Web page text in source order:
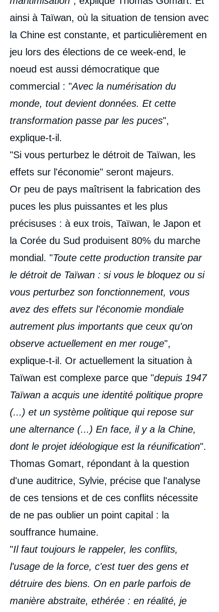
ainsi à Taïwan, où la situation de tension avec
la Chine est constante, et particulièrement en
jeu lors des élections de ce week-end, le
noeud est aussi démocratique que
commercial : "Avec la numérisation du
monde, tout devient données. Et cette
transformation passe par les puces",
explique-t-il.
"Si vous perturbez le détroit de Taïwan, les
effets sur l'économie" seront majeurs.
Or peu de pays maîtrisent la fabrication des
puces les plus puissantes et les plus
précisuses : à eux trois, Taïwan, le Japon et
la Corée du Sud produisent 80% du marche
mondial. "Toute cette production transite par
le détroit de Taïwan : si vous le bloquez ou si
vous perturbez son fonctionnement, vous
avez des effets sur l'économie mondiale
autrement plus importants que ceux qu'on
observe actuellement en mer rouge",
explique-t-il. Or actuellement la situation à
Taïwan est complexe parce que "depuis 1947
Taïwan a acquis une identité politique propre
(...) et un système politique qui repose sur
une alternance (...) En face, il y a la Chine,
dont le projet idéologique est la réunification".
Thomas Gomart, répondant à la question
d'une auditrice, Sylvie, précise que l'analyse
de ces tensions et de ces conflits nécessite
de ne pas oublier un point capital : la
souffrance humaine.
"Il faut toujours le rappeler, les conflits,
l'usage de la force, c'est tuer des gens et
détruire des biens. On en parle parfois de
manière abstraite, ethérée : en réalité, je